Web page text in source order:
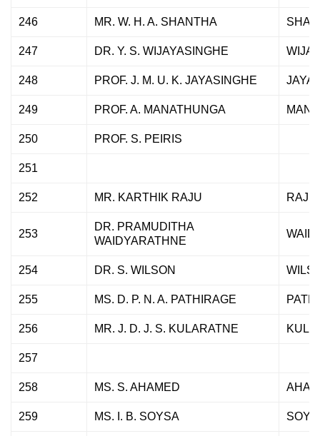
246 MR. W. H. A. SHANTHA
247 DR. Y. S. WIJAYASINGHE
248 PROF. J. M. U. K. JAYASINGHE
249 PROF. A. MANATHUNGA
250 PROF. S. PEIRIS
251
252 MR. KARTHIK RAJU RAJU
253
DR. PRAMUDITHA
WAIDYARATHNE
254 DR. S. WILSON
255 MS. D. P. N. A. PATHIRAGE
256 MR. J. D. J. S. KULARATNE
257
258 MS. S. AHAMED
259 MS. I. B. SOYSA